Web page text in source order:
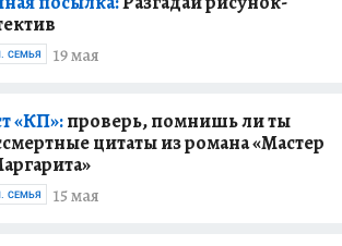
19 мая
СЕМЬЯ
«КП»:проверь, помнишь ли ты
цитаты из романа «Мастер
15 мая
СЕМЬЯ